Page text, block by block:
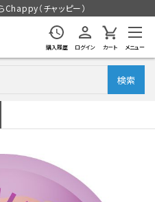
（チャッピー）
購入履歴 ログイン カート メニュー
検索
ェック